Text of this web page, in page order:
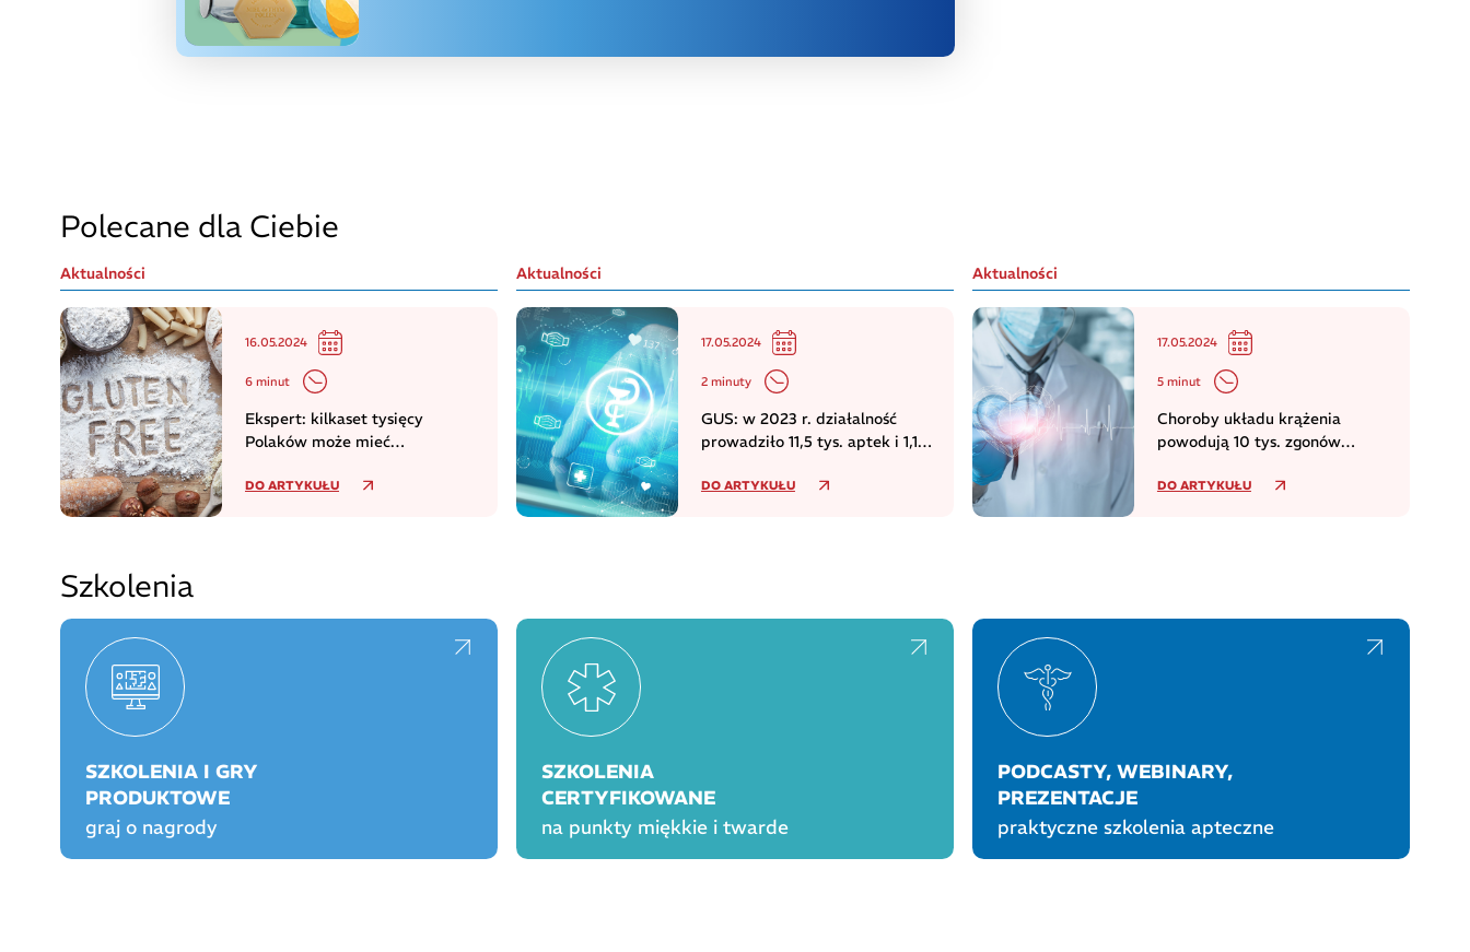
Polecane dla Ciebie
Aktualności
16.05.2024
6 minut
Ekspert: kilkaset tysięcy
Polaków może mieć
DO ARTYKUŁU
Aktualności
17.05.2024
2 minuty
GUS: w 2023 r. działalność
prowadziło 11,5 tys. aptek i 1,1
DO ARTYKUŁU
Aktualności
17.05.2024
5 minut
Choroby układu krążenia
powodują 10 tys. zgonów
WHO
DO ARTYKUŁU
Szkolenia
SZKOLENIA I GRY
PRODUKTOWE
graj o nagrody
SZKOLENIA
CERTYFIKOWANE
na punkty miękkie i twarde
PODCASTY, WEBINARY,
PREZENTACJE
praktyczne szkolenia apteczne